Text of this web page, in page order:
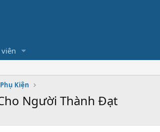
Kiện
Người Thành Đạt